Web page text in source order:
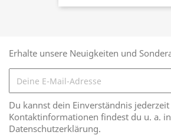
Erhalte unsere Neuigkeiten und
Du kannst dein Einverständnis
Kontaktinformationen findest du u. a.
Datenschutzerklärung.